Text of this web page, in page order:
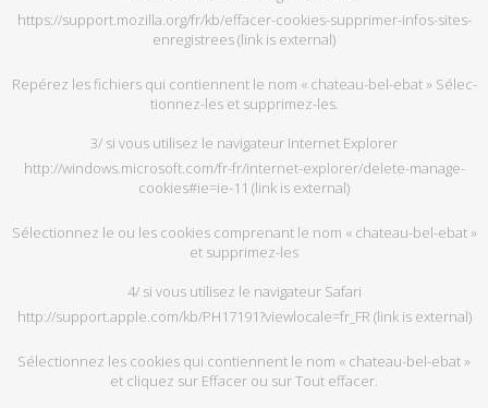
https://support.mozilla.org/fr/kb/effacer-cookies-supprimer-infos-sites-
enregistrees(link is external)
Re­pé­rez les fi­chiers qui contiennent le nom « chateau-bel-ebat » Sé­lec­
tion­nez-les et sup­pri­mez-les.
3/ si vous uti­li­sez le na­vi­ga­teur In­ter­net Ex­plo­rer
http://windows.microsoft.com/fr-fr/internet-explorer/delete-manage-
cookies#ie=ie-11 (link is external)
Sé­lec­tion­nez le ou les co­okies com­pre­nant le nom « chateau-bel-ebat »
et sup­pri­mez-les
4/ si vous uti­li­sez le na­vi­ga­teur Sa­fari
http://support.apple.com/kb/PH17191?viewlocale=fr_FR (link is external)
Sé­lec­tion­nez les co­okies qui contiennent le nom « chateau-bel-ebat »
et cli­quez sur Ef­fa­cer ou sur Tout ef­fa­cer.